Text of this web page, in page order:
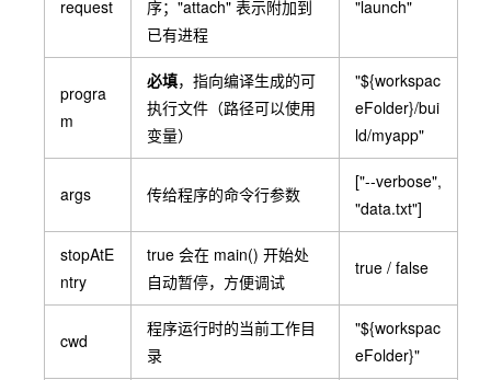
request
序； "attach" 表示附加到
已有进程
"launch"
progra
m
必填，指向编译生成的可
执行文件（路径可以使用
变量）
"${workspac
eFolder}/bui
ld/myapp"
args 传给程序的命令行参数
["--verbose",
"data.txt"]
stopAtE
ntry
true 会在 main() 开始处
自动暂停，方便调试
true / false
cwd
程序运行时的当前工作目
录
"${workspac
eFolder}"